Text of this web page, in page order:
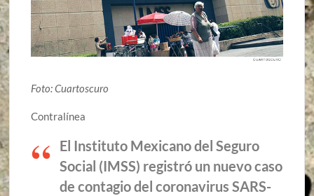
Foto: Cuartoscuro
Contralínea
El Instituto Mexicano del Seguro
Social (IMSS) registró un nuevo caso
de contagio del coronavirus SARS-